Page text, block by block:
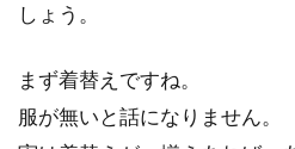
しょう。
まず着替えですね。
服が無いと話になりません。